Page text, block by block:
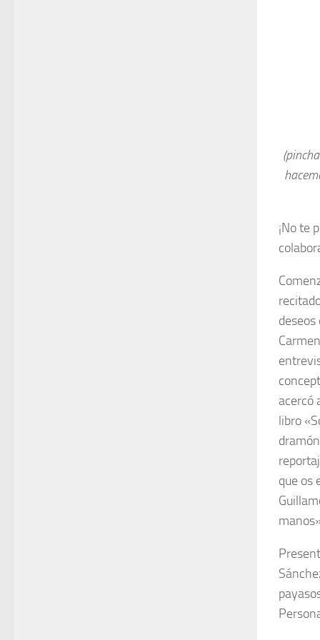
¡No te
acercó
libro
que os